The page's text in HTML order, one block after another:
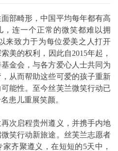
畸形，中国平均每年都有高
，连一个正常的微笑都难以拥
来致力于为每位爱美之人打开
美的权利，因此自2015年起，
金会，与各方爱心人士共同为
从而帮助这些可爱的孩子重新
能性。至今丝芙兰微笑行动已
患儿重展笑颜。
次启程贵州遵义，并携手内地
笑行动新旅途。丝芙兰志愿者
齐聚遵义，在短短的5天中，